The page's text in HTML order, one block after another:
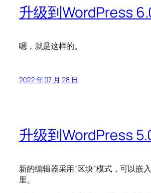
升级到WordPress
嗯，就是这样的。
2022 年 07 月 28 日
升级到WordPress
新的编辑器采用“区块”模式，可以嵌
里。